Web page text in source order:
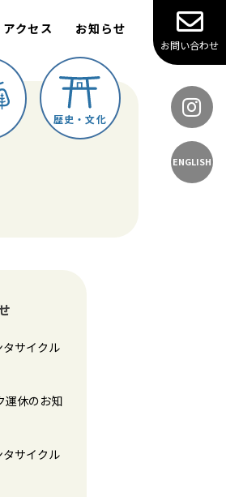
アクセス お知らせ
お問い合わせ
ENGLISH
歴史・文化
サイクル
運休のお知
サイクル